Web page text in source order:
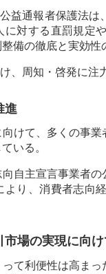
益通報者保護法
に対する直罰規定
備の徹底と実効性
、周知・啓発に注
進
けて、多くの事
いる。
自主宣言事業者
より、消費者志向
場の実現に向け
て利便性は高ま